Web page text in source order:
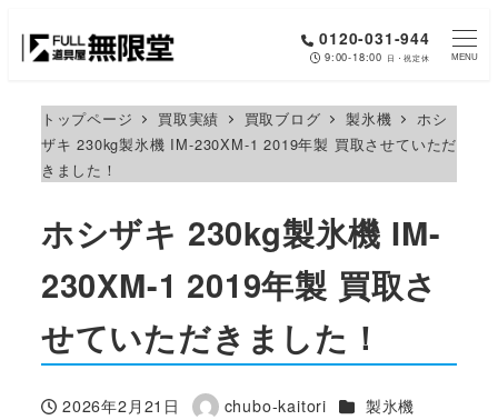
0120-031-944
9:00-18:00 日・祝定休 MENU
トップページ 買取実績 買取ブログ 製氷機
ホシ
ザキ 230kg製氷機 IM-230XM-1 2019年製 買取させていただ
きました！
ホシザキ 230kg製氷機 IM-
230XM-1 2019年製 買取さ
せていただきました！
2026年2月21日 chubo-kaitori カテゴリー
製氷機